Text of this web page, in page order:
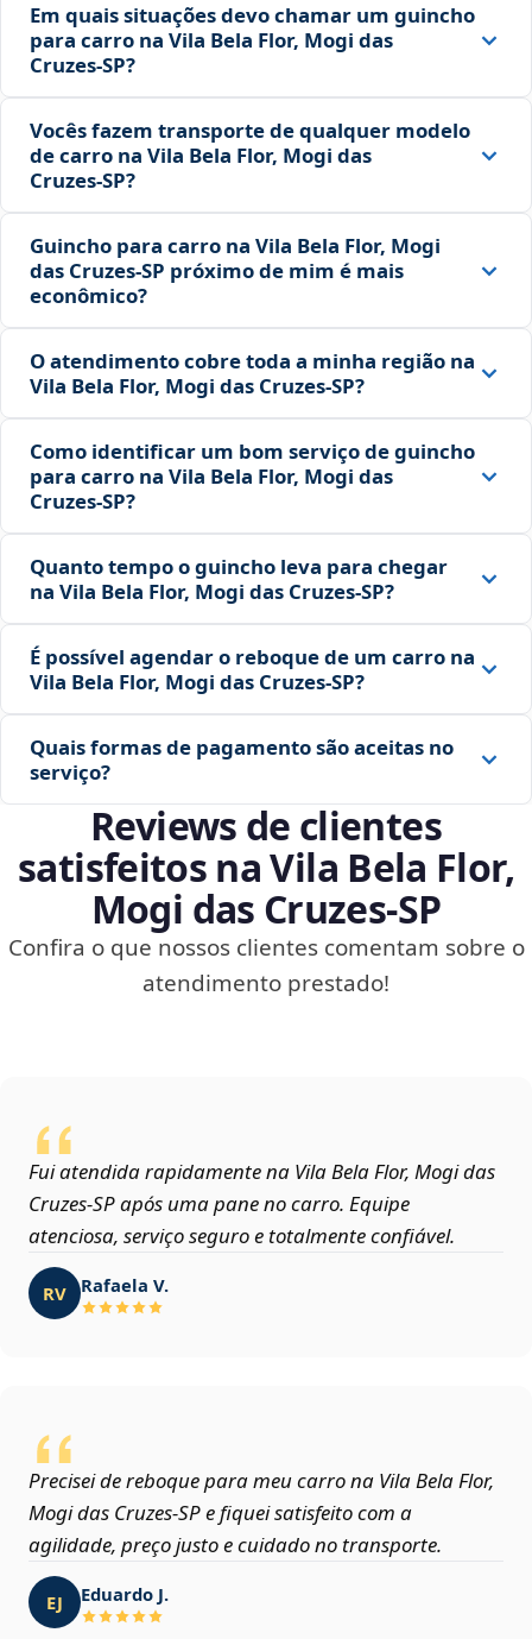
Em quais situações devo chamar um guincho
para carro na Vila Bela Flor, Mogi das
Cruzes‑SP?
Vocês fazem transporte de qualquer modelo
de carro na Vila Bela Flor, Mogi das
Cruzes‑SP?
Guincho para carro na Vila Bela Flor, Mogi
das Cruzes‑SP próximo de mim é mais
econômico?
O atendimento cobre toda a minha região na
Vila Bela Flor, Mogi das Cruzes‑SP?
Como identificar um bom serviço de guincho
para carro na Vila Bela Flor, Mogi das
Cruzes‑SP?
Quanto tempo o guincho leva para chegar
na Vila Bela Flor, Mogi das Cruzes‑SP?
É possível agendar o reboque de um carro na
Vila Bela Flor, Mogi das Cruzes‑SP?
Quais formas de pagamento são aceitas no
serviço?
Reviews de clientes
satisfeitos na Vila Bela Flor,
Mogi das Cruzes‑SP
Confira o que nossos clientes comentam sobre o
atendimento prestado!
Fui atendida rapidamente na Vila Bela Flor, Mogi das
Cruzes‑SP após uma pane no carro. Equipe
atenciosa, serviço seguro e totalmente confiável.
RV Rafaela V.
Precisei de reboque para meu carro na Vila Bela Flor,
Mogi das Cruzes‑SP e fiquei satisfeito com a
agilidade, preço justo e cuidado no transporte.
EJ Eduardo J.